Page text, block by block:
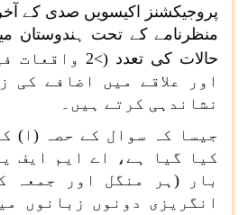
پروجیکشنز اکیسویں صدی کے
منظرنامے کے تحت
حالات کی تعدد (>2 واقعات
اور علاقے میں اضافے کی
نشاندہی کرتے ہیں۔
جیسا کہ سوال کے حصہ (ا)
کیا گیا ہے، اے ایم ایف
بار (ہر منگل اور جمعہ
انگریزی دونوں زبانوں